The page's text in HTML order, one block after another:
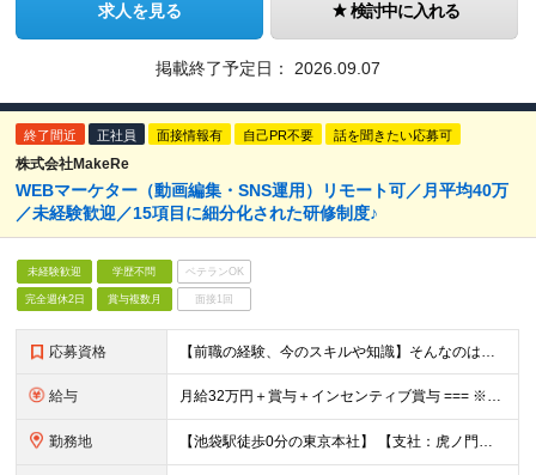
求人を見る 検討中に入れる
掲載終了予定日： 2026.09.07
終了間近 正社員 面接情報有 自己PR不要 話を聞きたい応募可
株式会社MakeRe
WEBマーケター（動画編集・SNS運用）リモート可／月平均40万
／未経験歓迎／15項目に細分化された研修制度♪
未経験歓迎 学歴不問 ベテランOK
完全週休2日 賞与複数月 面接1回
応募資格 【前職の経験、今のスキルや知識】そんなのはどうでも良い！ 挑戦する人を歓迎する会社です。 ／ 挑戦する者を応援する会社 ーChallenge Yourselfー ＼ ＃未経験歓迎 ＃学歴不問 ＃
給与 月給32万円＋賞与＋インセンティブ賞与 === ※研修期間中の給与 〇経験者（マーケティング・営業・対人業務経験者） ＞月給27万円 〇未経験 ＞月給25万円 ☆研修期間中であっても6ヶ月後業績
勤務地 【池袋駅徒歩0分の東京本社】 【支社：虎ノ門、丸の内、銀座、新宿、渋谷、名古屋、大阪、博多】で募集スタート！ ※転勤はございません。 ☆東京本社 東京都豊島区西池袋1-11-1 メトロポリタンプラ